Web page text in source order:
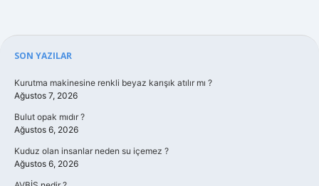
Sidebar
SON YAZILAR
Kurutma makinesine renkli beyaz karışık atılır mı ?
Ağustos 7, 2026
Bulut opak mıdır ?
Ağustos 6, 2026
Kuduz olan insanlar neden su içemez ?
Ağustos 6, 2026